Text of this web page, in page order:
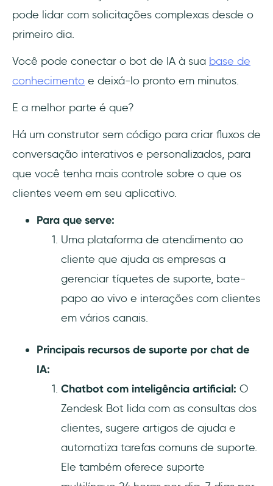
pode lidar com solicitações complexas desde o
primeiro dia.
Você pode conectar o bot de IA à sua base de
conhecimento e deixá-lo pronto em minutos.
E a melhor parte é que?
Há um construtor sem código para criar fluxos de
conversação interativos e personalizados, para
que você tenha mais controle sobre o que os
clientes veem em seu aplicativo.
Para que serve:
Uma plataforma de atendimento ao
cliente que ajuda as empresas a
gerenciar tíquetes de suporte, bate-
papo ao vivo e interações com clientes
em vários canais.
Principais recursos de suporte por chat de
IA:
Chatbot com inteligência artificial: O
Zendesk Bot lida com as consultas dos
clientes, sugere artigos de ajuda e
automatiza tarefas comuns de suporte.
Ele também oferece suporte